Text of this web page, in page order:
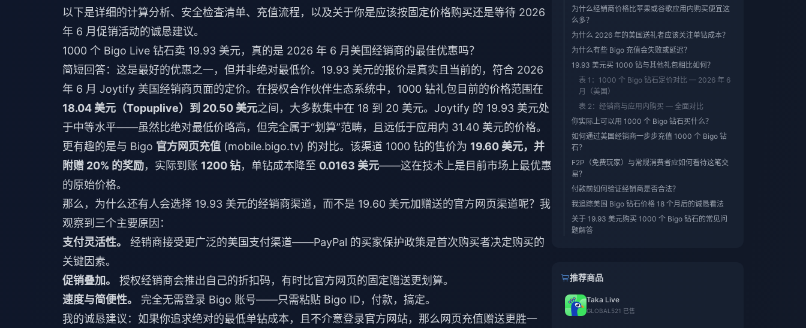
以下是详细的计算分析、安全检查清单、充值流程，以及关于你是应该按固定价格购买还是等待 2026
年 6 月促销活动的诚恳建议。
1000 个 Bigo Live 钻石卖 19.93 美元，真的是 2026 年 6 月美国经销商的最佳优惠吗？
简短回答：这是最好的优惠之一，但并非绝对最低价。19.93 美元的报价是真实且当前的，符合 2026
年 6 月 Joytify 美国经销商页面的定价。在授权合作伙伴生态系统中，1000 钻礼包目前的价格范围在
18.04 美元（Topuplive）到 20.50 美元之间，大多数集中在 18 到 20 美元。Joytify 的 19.93 美元处
于中等水平——虽然比绝对最低价略高，但完全属于“划算”范畴，且远低于应用内 31.40 美元的价格。
更有趣的是与 Bigo 官方网页充值 (mobile.bigo.tv) 的对比。该渠道 1000 钻的售价为 19.60 美元，并
附赠 20% 的奖励，实际到账 1200 钻，单钻成本降至 0.0163 美元——这在技术上是目前市场上最优惠
的原始价格。
那么，为什么还有人会选择 19.93 美元的经销商渠道，而不是 19.60 美元加赠送的官方网页渠道呢？我
观察到三个主要原因：
支付灵活性。
经销商接受更广泛的美国支付渠道——PayPal 的买家保护政策是首次购买者决定购买的
关键因素。
促销叠加。
授权经销商会推出自己的折扣码，有时比官方网页的固定赠送更划算。
速度与简便性。
完全无需登录 Bigo 账号——只需粘贴 Bigo ID，付款，搞定。
我的诚恳建议：如果你追求绝对的最低单钻成本，且不介意登录官方网站，那么网页充值赠送更胜一
为什么经销商价格比苹果或谷歌应用内购买便宜这
么多？
为什么 2026 年的美国送礼者应该关注单钻成本？
为什么有些 Bigo 充值会失败或延迟？
19.93 美元买 1000 钻与其他礼包相比如何？
表 1：1000 个 Bigo 钻石定价对比 — 2026 年 6
月（美国）
表 2：经销商与应用内购买 — 全面对比
你实际上可以用 1000 个 Bigo 钻石买什么？
如何通过美国经销商一步步充值 1000 个 Bigo 钻
石？
F2P（免费玩家）与常规消费者应如何看待这笔交
易？
付款前如何验证经销商是否合法？
我追踪美国 Bigo 钻石价格 18 个月后的诚恳看法
关于 19.93 美元购买 1000 个 Bigo 钻石的常见问
题解答
推荐商品
Taka Live
GLOBAL 521 已售